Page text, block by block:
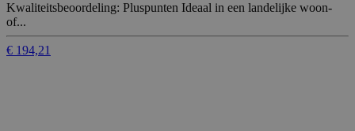
Kwaliteitsbeoordeling: Pluspunten Ideaal in een landelijke woon-
of...
€ 194,21